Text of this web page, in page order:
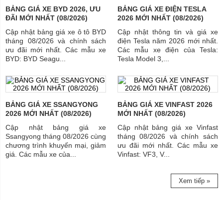
BẢNG GIÁ XE BYD 2026, ƯU
ĐÃI MỚI NHẤT (08/2026)
Cập nhật bảng giá xe ô tô BYD
tháng 08/2026 và chính sách
ưu đãi mới nhất. Các mẫu xe
BYD: BYD Seagu...
BẢNG GIÁ XE ĐIỆN TESLA
2026 MỚI NHẤT (08/2026)
Cập nhật thông tin và giá xe
điện Tesla năm 2026 mới nhất.
Các mẫu xe điện của Tesla:
Tesla Model 3,...
BẢNG GIÁ XE SSANGYONG
2026 MỚI NHẤT (08/2026)
Cập nhật bảng giá xe
Ssangyong tháng 08/2026 cùng
chương trình khuyến mại, giảm
giá. Các mẫu xe của...
BẢNG GIÁ XE VINFAST 2026
MỚI NHẤT (08/2026)
Cập nhật bảng giá xe Vinfast
tháng 08/2026 và chính sách
ưu đãi mới nhất. Các mẫu xe
Vinfast: VF3, V...
Xem tiếp »